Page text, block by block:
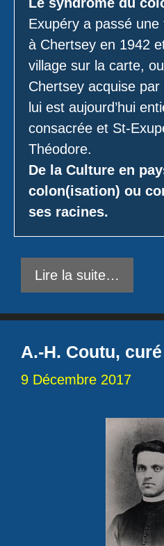
Exupéry a passé
à Chertsey en 1942
village sur la carte,
Chertsey acquise
lui est aujourd’hui
consacrée et St-
Théodore.
De la Culture en
colon(isation) ou
ses racines.
Lire la suite…
A.-H. Coutu,
9 Décembre 2017